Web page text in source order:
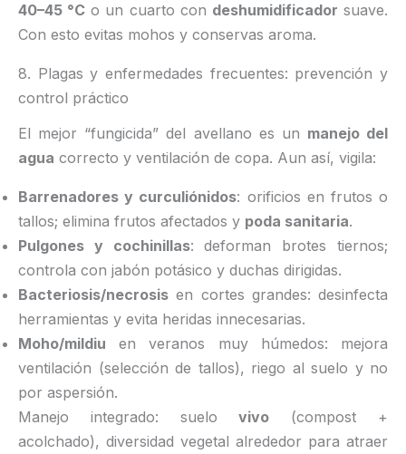
40–45 °C o un cuarto con deshumidificador suave.
Con esto evitas mohos y conservas aroma.
8. Plagas y enfermedades frecuentes: prevención y
control práctico
El mejor “fungicida” del avellano es un manejo del
agua correcto y ventilación de copa. Aun así, vigila:
Barrenadores y curculiónidos: orificios en frutos o
tallos; elimina frutos afectados y poda sanitaria.
Pulgones y cochinillas: deforman brotes tiernos;
controla con jabón potásico y duchas dirigidas.
Bacteriosis/necrosis en cortes grandes: desinfecta
herramientas y evita heridas innecesarias.
Moho/mildiu en veranos muy húmedos: mejora
ventilación (selección de tallos), riego al suelo y no
por aspersión.
Manejo integrado: suelovivo (compost +
acolchado), diversidad vegetal alrededor para atraer